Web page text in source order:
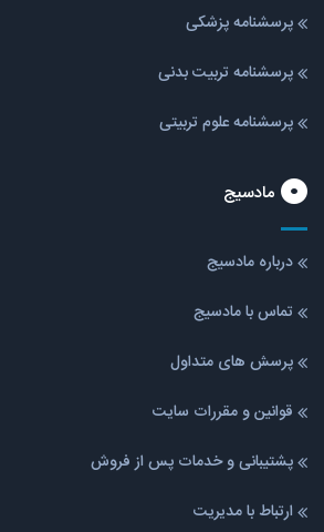
پرسشنامه پزشکی
پرسشنامه تربیت بدنی
پرسشنامه علوم تربیتی
مادسیج
درباره مادسیج
تماس با مادسیج
پرسش های متداول
قوانین و مقررات سایت
پشتیبانی و خدمات پس از فروش
ارتباط با مدیریت